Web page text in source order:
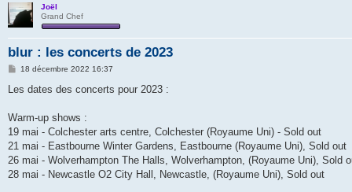
Joël
Grand Chef
blur : les concerts de 2023
M
s
g
18 décembre 2022 16:37
Les dates des concerts pour 2023 :
Warm-up shows :
19 mai - Colchester arts centre, Colchester (Royaume Uni) - Sold out
21 mai - Eastbourne Winter Gardens, Eastbourne (Royaume Uni), Sold out
26 mai - Wolverhampton The Halls, Wolverhampton, (Royaume Uni), Sold
28 mai - Newcastle O2 City Hall, Newcastle, (Royaume Uni), Sold out